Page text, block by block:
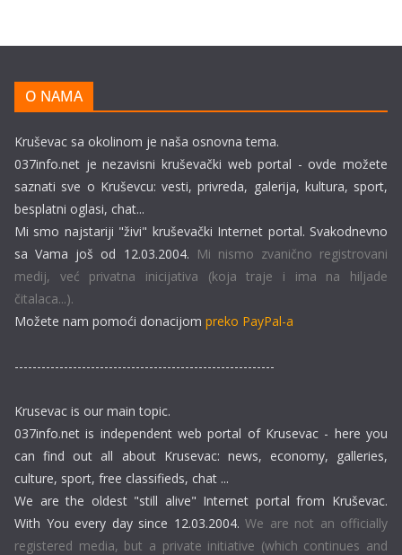
O NAMA
Kruševac sa okolinom je naša osnovna tema.
037info.net je nezavisni kruševački web portal - ovde možete
saznati sve o Kruševcu: vesti, privreda, galerija, kultura, sport,
besplatni oglasi, chat...
Mi smo najstariji "živi" kruševački Internet portal. Svakodnevno
sa Vama još od 12.03.2004. Mi nismo zvanično registrovani
medij, već privatna inicijativa (koja traje i ima na hiljade
čitalaca...).
Možete nam pomoći donacijom preko PayPal-a
----------------------------------------------------------
Krusevac is our main topic.
037info.net is independent web portal of Krusevac - here you
can find out all about Krusevac: news, economy, galleries,
culture, sport, free classifieds, chat ...
We are the oldest "still alive" Internet portal from Kruševac.
With You every day since 12.03.2004. We are not an officially
registered media, but a private initiative (which continues and